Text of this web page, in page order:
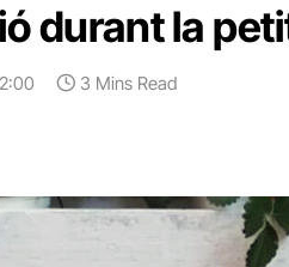
durant la
3 Mins Read